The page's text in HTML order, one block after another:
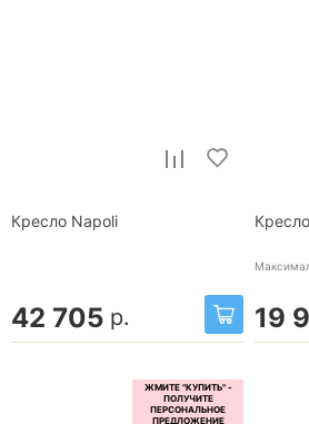
Кресло Napoli
42 705 р. 19